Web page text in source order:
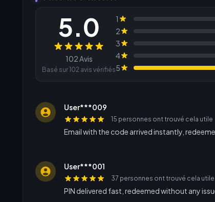
Avis
5.0
102 Avis
Basé sur 102 avis vérifiés
1
2
3
4
5
User***009
15 personnes ont trouvé cela utile
Email with the code arrived instantly,
User***001
37 personnes ont trouvé cela utile
PIN delivered fast, redeemed without any